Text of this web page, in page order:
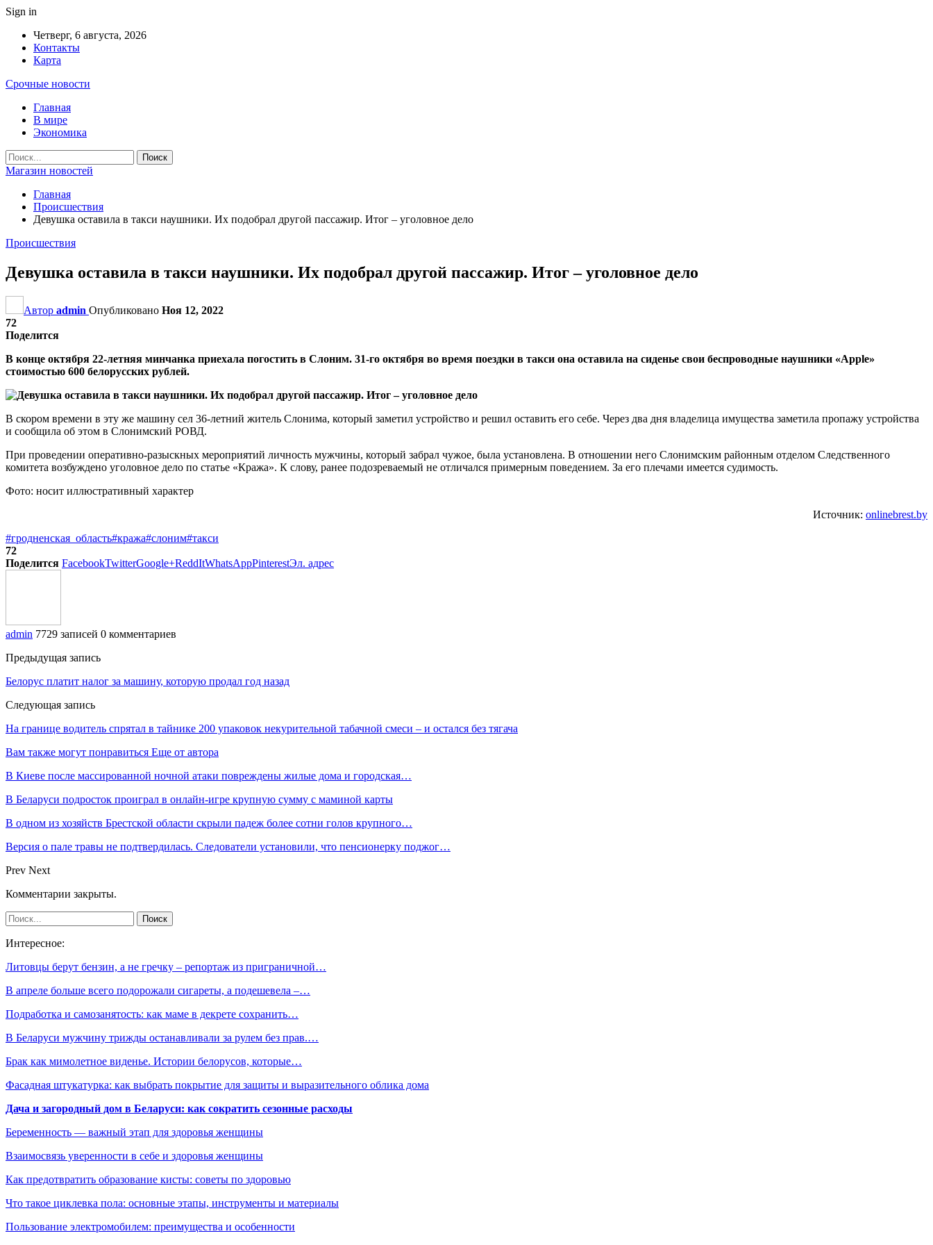
Sign in
Четверг, 6 августа, 2026
Контакты
Карта
Срочные новости
Главная
В мире
Экономика
Магазин новостей
Главная
Происшествия
Девушка оставила в такси наушники. Их подобрал другой пассажир. Итог – уголовное дело
Происшествия
Девушка оставила в такси наушники. Их подобрал другой пассажир. Итог – уголовное дело
Автор admin Опубликовано Ноя 12, 2022
72
Поделится
В конце октября 22-летняя минчанка приехала погостить в Слоним. 31-го октября во время поездки в такси она оставила на сиденье свои беспроводные наушники «Apple»
стоимостью 600 белорусских рублей.
В скором времени в эту же машину сел 36-летний житель Слонима, который заметил устройство и решил оставить его себе. Через два дня владелица имущества заметила пропажу устройства
и сообщила об этом в Слонимский РОВД.
При проведении оперативно-разыскных мероприятий личность мужчины, который забрал чужое, была установлена. В отношении него Слонимским районным отделом Следственного
комитета возбуждено уголовное дело по статье «Кража». К слову, ранее подозреваемый не отличался примерным поведением. За его плечами имеется судимость.
Фото: носит иллюстративный характер
Источник: onlinebrest.by
#гродненская_область#кража#слоним#такси
72
Поделится FacebookTwitterGoogle+ReddItWhatsAppPinterestЭл. адрес
admin 7729 записей 0 комментариев
Предыдущая запись
Белорус платит налог за машину, которую продал год назад
Следующая запись
На границе водитель спрятал в тайнике 200 упаковок некурительной табачной смеси – и остался без тягача
Вам также могут понравиться Еще от автора
В Киеве после массированной ночной атаки повреждены жилые дома и городская…
В Беларуси подросток проиграл в онлайн-игре крупную сумму с маминой карты
В одном из хозяйств Брестской области скрыли падеж более сотни голов крупного…
Версия о пале травы не подтвердилась. Следователи установили, что пенсионерку поджог…
Prev Next
Комментарии закрыты.
Интересное:
Литовцы берут бензин, а не гречку – репортаж из приграничной…
В апреле больше всего подорожали сигареты, а подешевела –…
Подработка и самозанятость: как маме в декрете сохранить…
В Беларуси мужчину трижды останавливали за рулем без прав.…
Брак как мимолетное виденье. Истории белорусов, которые…
Фасадная штукатурка: как выбрать покрытие для защиты и выразительного облика дома
Дача и загородный дом в Беларуси: как сократить сезонные расходы
Беременность — важный этап для здоровья женщины
Взаимосвязь уверенности в себе и здоровья женщины
Как предотвратить образование кисты: советы по здоровью
Что такое циклевка пола: основные этапы, инструменты и материалы
Пользование электромобилем: преимущества и особенности